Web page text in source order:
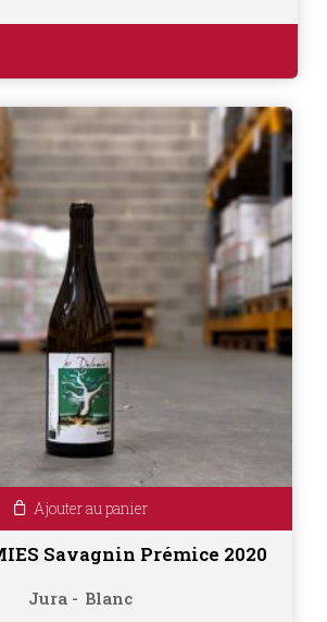
Ajouter au panier
Savagnin Prémice 2020
Jura Blanc